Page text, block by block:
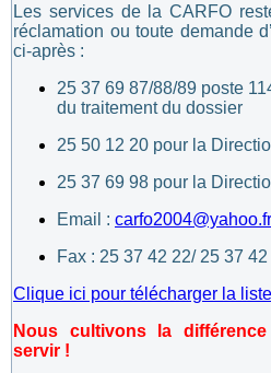
Les services de la CARFO
réclamation ou toute demande
ci-après :
25 37 69 87/88/89 poste
du traitement du dossier
25 50 12 20 pour la
25 37 69 98 pour la
Email : carfo2004@yahoo.fr
Fax : 25 37 42 22/ 25 37
Clique ici pour télécharger la
Nous cultivons la
servir !